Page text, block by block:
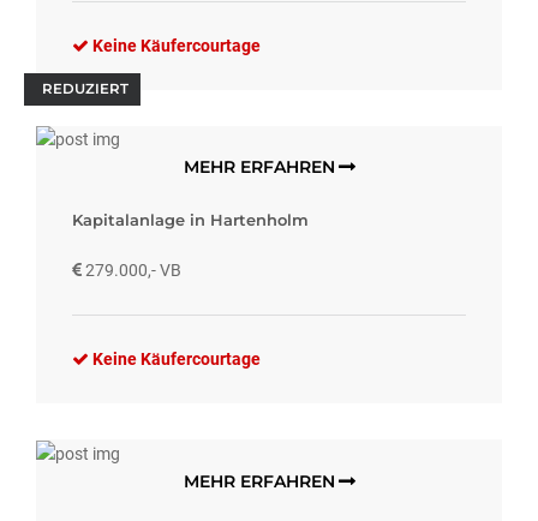
Keine Käufercourtage
REDUZIERT
MEHR ERFAHREN
Kapitalanlage in Hartenholm
279.000,- VB
Keine Käufercourtage
MEHR ERFAHREN